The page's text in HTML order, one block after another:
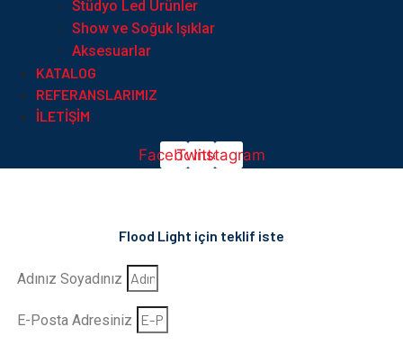
Stüdyo Led Ürünler
Show ve Soğuk Işıklar
Aksesuarlar
KATALOG
REFERANSLARIMIZ
İLETIŞIM
Facebook
Twitter
Instagram
Flood Light için teklif iste
Adınız Soyadınız
E-Posta Adresiniz